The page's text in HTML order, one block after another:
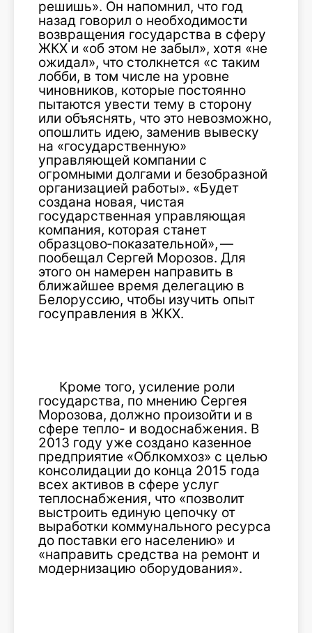
решишь». Он напомнил, что год
назад говорил о необходимости
возвращения государства в сферу
ЖКХ и «об этом не забыл», хотя «не
ожидал», что столкнется «с таким
лобби, в том числе на уровне
чиновников, которые постоянно
пытаются увести тему в сторону
или объяснять, что это невозможно,
опошлить идею, заменив вывеску
на «государственную»
управляющей компании с
огромными долгами и безобразной
организацией работы». «Будет
создана новая, чистая
государственная управляющая
компания, которая станет
образцово‑показательной», —
пообещал Сергей Морозов. Для
этого он намерен направить в
ближайшее время делегацию в
Белоруссию, чтобы изучить опыт
госуправления в ЖКХ.
Кроме того, усиление роли
государства, по мнению Сергея
Морозова, должно произойти и в
сфере тепло- и водоснабжения. В
2013 году уже создано казенное
предприятие «Облкомхоз» с целью
консолидации до конца 2015 года
всех активов в сфере услуг
теплоснабжения, что «позволит
выстроить единую цепочку от
выработки коммунального ресурса
до поставки его населению» и
«направить средства на ремонт и
модернизацию оборудования».